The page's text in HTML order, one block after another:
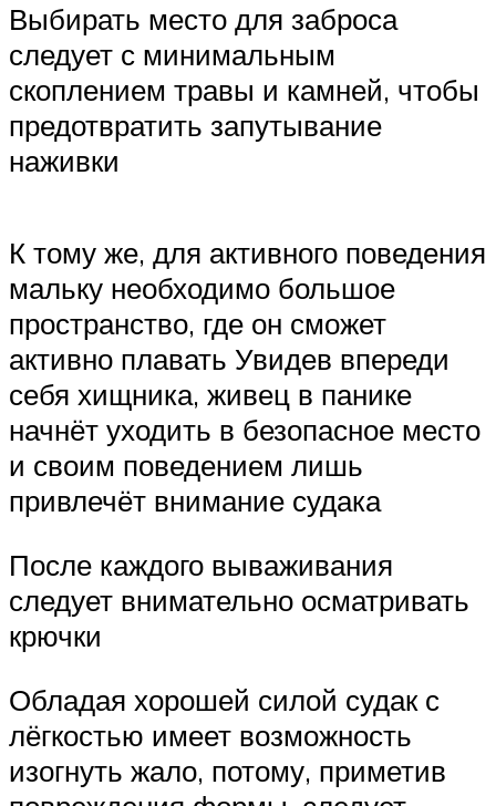
Выбирать место для заброса
следует с минимальным
скоплением травы и камней, чтобы
предотвратить запутывание
наживки
К тому же, для активного поведения
мальку необходимо большое
пространство, где он сможет
активно плавать Увидев впереди
себя хищника, живец в панике
начнёт уходить в безопасное место
и своим поведением лишь
привлечёт внимание судака
После каждого вываживания
следует внимательно осматривать
крючки
Обладая хорошей силой судак с
лёгкостью имеет возможность
изогнуть жало, потому, приметив